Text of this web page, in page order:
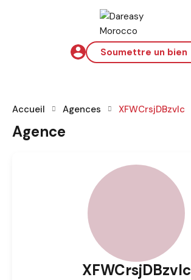
Soumettre un bien
Accueil Agences XFWCrsjDBzvIc
Agence
XFWCrsjDBzvIc